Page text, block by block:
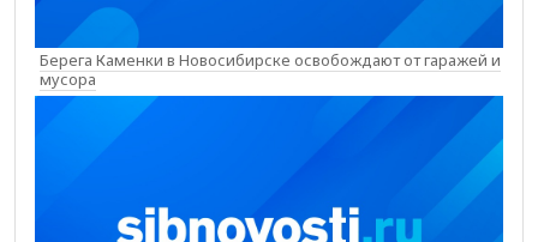
Берега Каменки в Новосибирске освобождают от гаражей и
мусора